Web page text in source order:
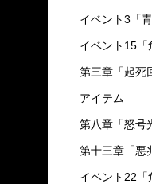
イベント3「
イベント15「
第三章「起死
アイテム
第八章「怒号
第十三章「悪
イベント22「